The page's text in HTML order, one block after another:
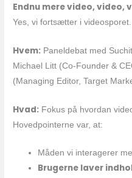
Endnu mere video, video,
Yes, vi fortsætter i videosporet.
Hvem: Paneldebat med
Michael Litt (Co-Founder &
(Managing Editor, Target
Hvad: Fokus på hvordan
Hovedpointerne var, at:
Måden vi interagerer
Brugerne laver